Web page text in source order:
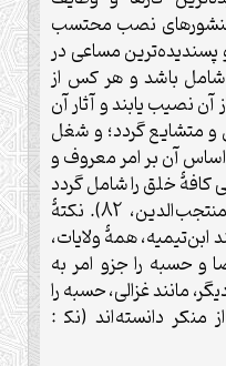
منشورهای نصب محتسب
مساعی در
باشد و هر کس از
نصیب یابند و آثار آن
متشایع گردد؛ و شغل
آن بر امر معروف و
خلق را شامل گردد
و همگنان از آن بهره گیرند» (منتجب‌الدین، 82). نکتۀ
ابن‌تیمیه، همۀ ولایات،
و حسبه را جزو امر به
مانند غزالی، حسبه را
منکر دانسته‌اند (نک‍ :